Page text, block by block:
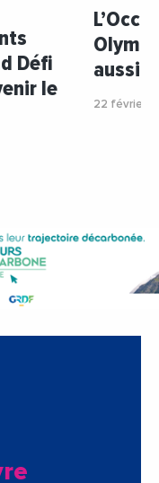
Défi
le
aussi
22 février